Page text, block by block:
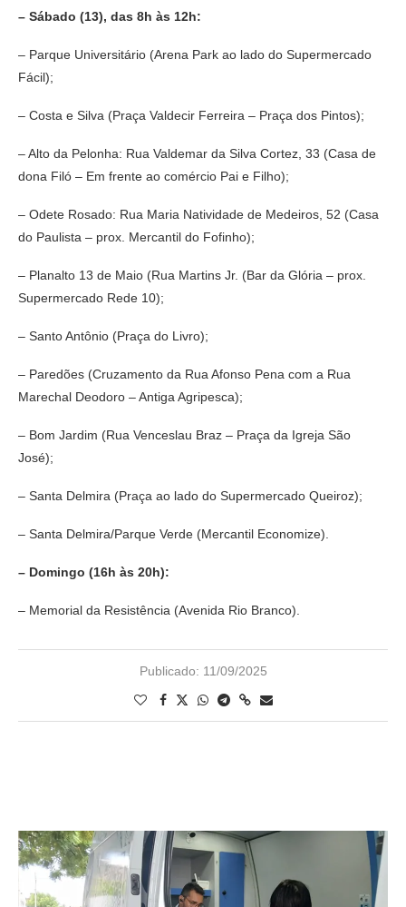
– Sábado (13), das 8h às 12h:
– Parque Universitário (Arena Park ao lado do Supermercado
Fácil);
– Costa e Silva (Praça Valdecir Ferreira – Praça dos Pintos);
– Alto da Pelonha: Rua Valdemar da Silva Cortez, 33 (Casa de
dona Filó – Em frente ao comércio Pai e Filho);
– Odete Rosado: Rua Maria Natividade de Medeiros, 52 (Casa
do Paulista – prox. Mercantil do Fofinho);
– Planalto 13 de Maio (Rua Martins Jr. (Bar da Glória – prox.
Supermercado Rede 10);
– Santo Antônio (Praça do Livro);
– Paredões (Cruzamento da Rua Afonso Pena com a Rua
Marechal Deodoro – Antiga Agripesca);
– Bom Jardim (Rua Venceslau Braz – Praça da Igreja São
José);
– Santa Delmira (Praça ao lado do Supermercado Queiroz);
– Santa Delmira/Parque Verde (Mercantil Economize).
– Domingo (16h às 20h):
– Memorial da Resistência (Avenida Rio Branco).
Publicado: 11/09/2025